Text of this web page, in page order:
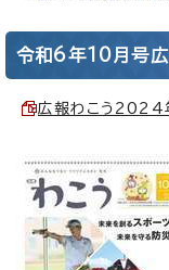
令和6年10月号広
広報わこう2024